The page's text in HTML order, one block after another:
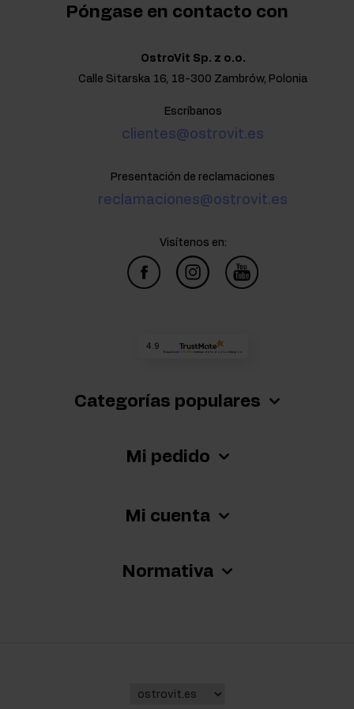
Categorías populares
Mi pedido
Mi cuenta
Normativa
Póngase en contacto con
OstroVit Sp. z o.o.
Calle Sitarska 16, 18-300 Zambrów, Polonia
Escríbanos
clientes@ostrovit.es
Presentación de reclamaciones
reclamaciones@ostrovit.es
Visítenos en:
4.9
Basada en 68 472 reseñas de todos los tiempos